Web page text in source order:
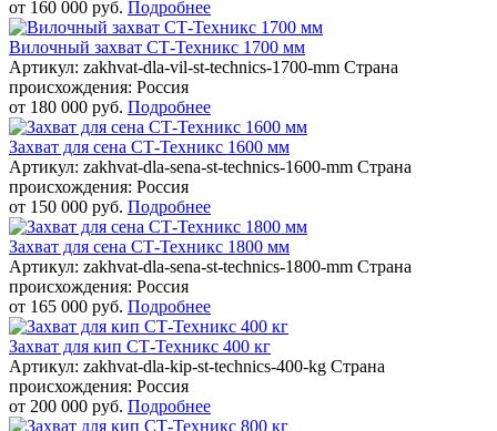
от 160 000 руб. Подробнее
Вилочный захват СТ-Техникс 1700 мм
Артикул: zakhvat-dla-vil-st-technics-1700-mm Страна
происхождения: Россия
от 180 000 руб. Подробнее
Захват для сена СТ-Техникс 1600 мм
Артикул: zakhvat-dla-sena-st-technics-1600-mm Страна
происхождения: Россия
от 150 000 руб. Подробнее
Захват для сена СТ-Техникс 1800 мм
Артикул: zakhvat-dla-sena-st-technics-1800-mm Страна
происхождения: Россия
от 165 000 руб. Подробнее
Захват для кип СТ-Техникс 400 кг
Артикул: zakhvat-dla-kip-st-technics-400-kg Страна
происхождения: Россия
от 200 000 руб. Подробнее